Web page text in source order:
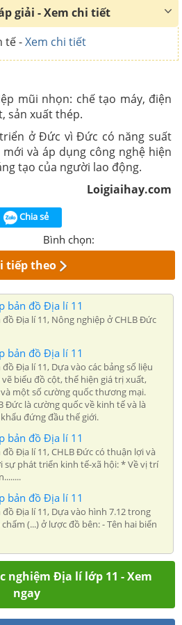
giải - Xem chi tiết
tế -Xem chi tiết
mũi nhọn: chế tạo máy, điện
sản xuất thép.
ở Đức vì Đức có năng suất
và áp dụng công nghệ hiện
tạo của người lao động.
Loigiaihay.com
Chia sẻ
Bình chọn:
tiếp theo
bản đồ Địa lí 11
Địa lí 11, Nông nghiệp ở CHLB Đức
bản đồ Địa lí 11
Địa lí 11, Dựa vào các bảng số liệu
vẽ biểu đồ cột, thể hiện giá trị xuất,
một số cường quốc thương mại.
Đức là cường quốc về kinh tế và là
đứng đầu thế giới.
bản đồ Địa lí 11
Địa lí 11, CHLB Đức có thuận lợi và
sự phát triển kinh tế-xã hội: * Về vị trí
bản đồ Địa lí 11
Địa lí 11, Dựa vào hình 7.12 trong
(...) ở lược đồ bên: - Tên hai biển
nghiệm Địa lí lớp 11 - Xem
ngay